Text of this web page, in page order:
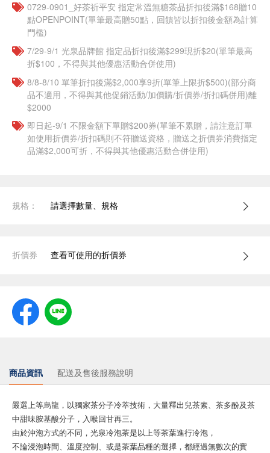
​​0729-0901_好茶祈平安 指定常溫無糖茶品折扣後滿$168贈10
點OPENPOINT(單筆最高贈50點，回饋皆以折扣後金額為計算
門檻)
7/29-9/1 光泉品牌館 指定品折扣後滿$299現折$20(單筆最高
折$100，不得與其他優惠活動合併使用)
8/8-8/10 單筆折扣後滿$2,000享9折(單筆上限折$500)(部分商
品不適用，不得與其他促銷活動/加價購/折價券/折扣碼併用)離
$2000
即日起-9/1 不限金額下單贈$200券(單筆不累贈，請注意訂單
如使用折價券/折扣碼則不符贈送資格，贈送之折價券消費指定
品滿$2,000可折，不得與其他優惠活動合併使用)
規格： 請選擇數量、規格
折價券 查看可使用的折價券
商品資訊 配送及售後服務說明
嚴選上等烏龍，以獨家茶分子冷萃技術，大量釋出兒茶素、茶多酚及茶
中甜味胺基酸分子，入喉回甘再三。
由於沖泡方式的不同，光泉冷泡茶是以上等茶葉進行冷泡，
不論浸泡時間、溫度控制、或是茶葉品種的選擇，都經過無數次的實